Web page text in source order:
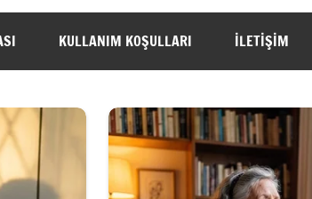
KULLANIM KOŞULLARI İLETİŞİM